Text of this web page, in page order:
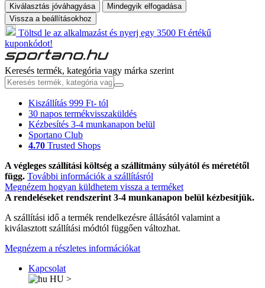
Kiválasztás jóváhagyása
Mindegyik elfogadása
Vissza a beállításokhoz
Töltsd le az alkalmazást és nyerj egy 3500 Ft értékű
kuponkódot!
Keresés termék, kategória vagy márka szerint
Kiszállítás 999 Ft- tól
30 napos termékvisszaküldés
Kézbesítés 3-4 munkanapon belül
Sportano Club
4.70 Trusted Shops
A végleges szállítási költség a szállítmány súlyától és méretétől
függ. További információk a szállításról
Megnézem hogyan küldhetem vissza a terméket
A rendeléseket rendszerint 3-4 munkanapon belül kézbesítjük.
A szállítási idő a termék rendelkezésre állásától valamint a
kiválasztott szállítási módtól függően változhat.
Megnézem a részletes információkat
Kapcsolat
HU >